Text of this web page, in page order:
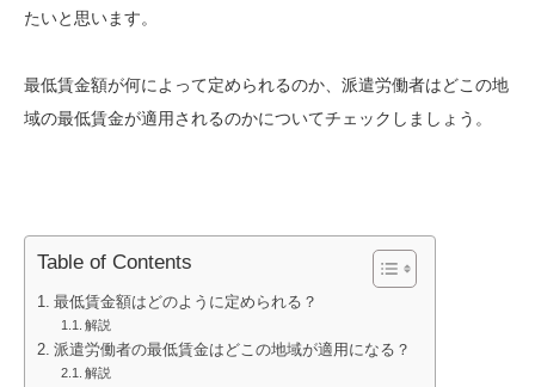
たいと思います。
最低賃金額が何によって定められるのか、派遣労働者はどこの地
域の最低賃金が適用されるのかについてチェックしましょう。
Table of Contents
最低賃金額はどのように定められる？
解説
派遣労働者の最低賃金はどこの地域が適用になる？
解説